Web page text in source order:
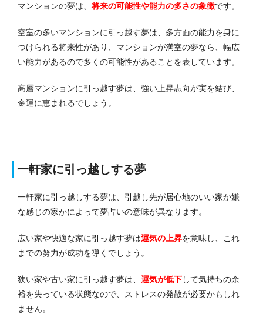
マンションの夢は、将来の可能性や能力の多さの象徴です。
空室の多いマンションに引っ越す夢は、多方面の能力を身に
つけられる将来性があり、マンションが満室の夢なら、幅広
い能力があるので多くの可能性があることを表しています。
高層マンションに引っ越す夢は、強い上昇志向が実を結び、
金運に恵まれるでしょう。
一軒家に引っ越しする夢
一軒家に引っ越しする夢は、引越し先が居心地のいい家か嫌
な感じの家かによって夢占いの意味が異なります。
広い家や快適な家に引っ越す夢は運気の上昇を意味し、これ
までの努力が成功を導くでしょう。
狭い家や古い家に引っ越す夢は、 運気が低下して気持ちの余
裕を失っている状態なので、ストレスの発散が必要かもしれ
ません。